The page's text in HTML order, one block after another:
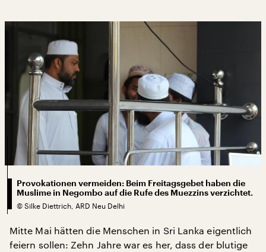
Provokationen vermeiden: Beim Freitagsgebet haben die
Muslime in Negombo auf die Rufe des Muezzins verzichtet.
© Silke Diettrich, ARD Neu Delhi
Mitte Mai hätten die Menschen in Sri Lanka eigentlich
feiern sollen: Zehn Jahre war es her, dass der blutige